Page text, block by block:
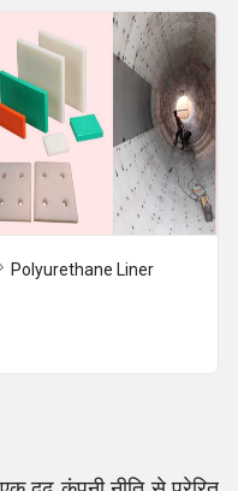
Polyurethane Liner